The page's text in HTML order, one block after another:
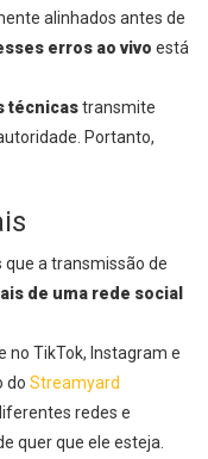
alinhados antes de
erros ao vivo está
técnicastransmite
Portanto,
a transmissão de
de uma rede social
no TikTok, Instagram e
do Streamyard
redes e
quer que ele esteja.